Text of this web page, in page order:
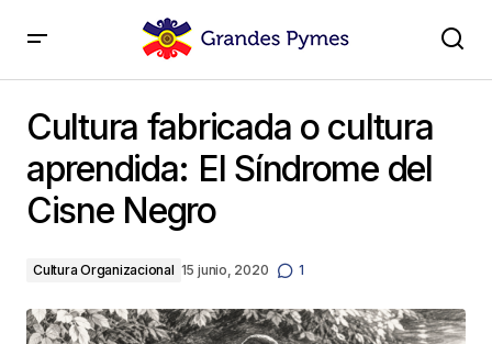
Cisne Negro
Cultura fabricada o cultura
aprendida: El Síndrome del
Cisne Negro
Cultura Organizacional 15 junio, 2020 1